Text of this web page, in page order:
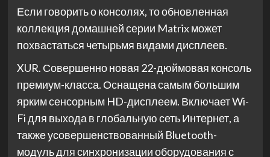
Если говорить о консолях, то обновленная
коллекция домашней серии Matrix может
похвастаться четырьмя видами дисплеев.
XUR. Совершенно новая 22-дюймовая консоль
премиум-класса. Оснащена самым большим
ярким сенсорным HD-дисплеем. Включает Wi-
Fi для выхода в глобальную сеть Интернет, а
также усовершенствованный Bluetooth-
модуль для синхронизации оборудования с